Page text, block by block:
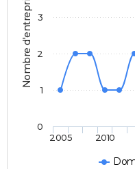
Nombre d'entreprises
2005 2010
0
1
2
3